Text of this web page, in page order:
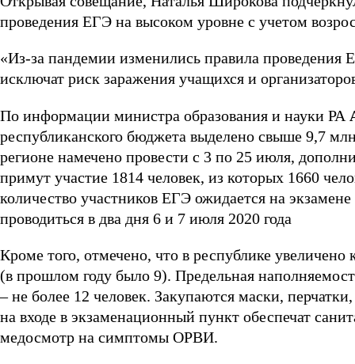
проведения ЕГЭ на высоком уровне с учетом
«Из-за пандемии изменились правила проведения
исключат риск заражения учащихся и
По информации министра образования и науки РА
республиканского бюджета выделено свыше 9,7
регионе намечено провести с 3 по 25 июля,
примут участие 1814 человек, из которых 1660
количество участников ЕГЭ ожидается на
проводиться в два дня 6 и 7 июля 2020 года
Кроме того, отмечено, что в республике
(в прошлом году было 9). Предельная
– не более 12 человек. Закупаются маски,
на входе в экзаменационный пункт обеспечат
медосмотр на симптомы ОРВИ.